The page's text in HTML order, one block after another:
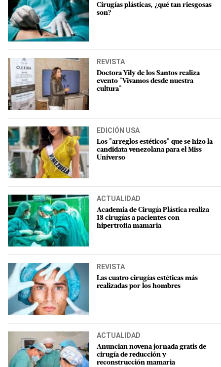
Cirugías plásticas, ¿qué tan riesgosas
son?
REVISTA
Doctora Yily de los Santos realiza
evento "Vivamos desde nuestra
cultura"
EDICIÓN USA
Los "arreglos estéticos" que se hizo la
candidata venezolana para el Miss
Universo
ACTUALIDAD
Academia de Cirugía Plástica realiza
18 cirugías a pacientes con
hipertrofia mamaria
REVISTA
Las cuatro cirugías estéticas más
realizadas por los hombres
ACTUALIDAD
Anuncian novena jornada gratis de
cirugía de reducción y
reconstrucción mamaria